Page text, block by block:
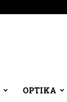
OPTIKA